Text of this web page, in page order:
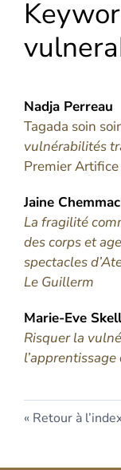
Nadja Perreau
Tagada soin
vulnérabilités
Premier Artifice
Jaine
La fragilité
des corps et
spectacles
Le Guillerm
Marie-Eve
Risquer la
Retour à